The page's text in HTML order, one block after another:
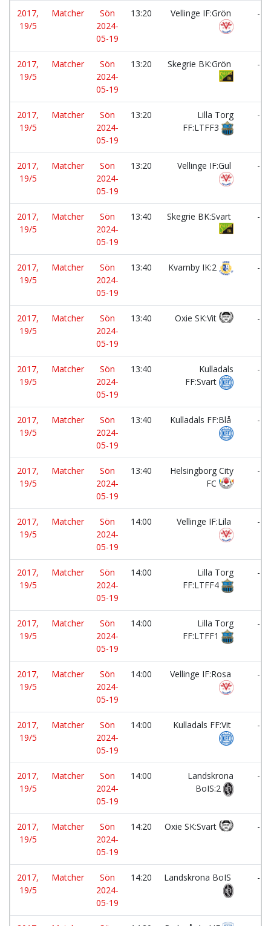
2017,
19/5
Matcher
Sön
2024-
05-19
13:20 Vellinge IF:Grön -
2017,
19/5
Matcher
Sön
2024-
05-19
13:20 Skegrie BK:Grön -
2017,
19/5
Matcher
Sön
2024-
05-19
13:20
Lilla Torg
FF:LTFF3
-
2017,
19/5
Matcher
Sön
2024-
05-19
13:20 Vellinge IF:Gul -
2017,
19/5
Matcher
Sön
2024-
05-19
13:40 Skegrie BK:Svart -
2017,
19/5
Matcher
Sön
2024-
05-19
13:40 Kvarnby IK:2 -
2017,
19/5
Matcher
Sön
2024-
05-19
13:40 Oxie SK:Vit -
2017,
19/5
Matcher
Sön
2024-
05-19
13:40
Kulladals
FF:Svart
-
2017,
19/5
Matcher
Sön
2024-
05-19
13:40 Kulladals FF:Blå -
2017,
19/5
Matcher
Sön
2024-
05-19
13:40
Helsingborg City
FC
-
2017,
19/5
Matcher
Sön
2024-
05-19
14:00 Vellinge IF:Lila -
2017,
19/5
Matcher
Sön
2024-
05-19
14:00
Lilla Torg
FF:LTFF4
-
2017,
19/5
Matcher
Sön
2024-
05-19
14:00
Lilla Torg
FF:LTFF1
-
2017,
19/5
Matcher
Sön
2024-
05-19
14:00 Vellinge IF:Rosa -
2017,
19/5
Matcher
Sön
2024-
05-19
14:00 Kulladals FF:Vit -
2017,
19/5
Matcher
Sön
2024-
05-19
14:00
Landskrona
BoIS:2
-
2017,
19/5
Matcher
Sön
2024-
05-19
14:20 Oxie SK:Svart -
2017,
19/5
Matcher
Sön
2024-
05-19
14:20 Landskrona BoIS -